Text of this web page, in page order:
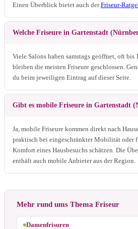
Einen Überblick bietet auch derFriseur-
Welche Friseure in Gartenstadt
Viele Salons haben samstags geöffnet, oft bis
bleiben die meisten Friseure geschlossen.
du beim jeweiligen Eintrag auf dieser Seite.
Gibt es mobile Friseure in Gartenstadt
Ja, mobile Friseure kommen direkt nach
praktisch bei eingeschränkter Mobilität oder
Komfort eines Hausbesuchs schätzen. Die
enthält auch mobile Anbieter aus der Region.
Mehr rund ums Thema Friseur
Damenfrisuren